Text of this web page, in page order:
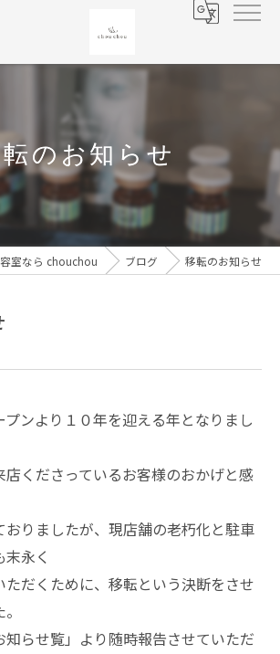
のお知らせ
室なら chouchou ブログ 移転のお知らせ
プンより１０年を迎える年となりまし
店くださっているお客様のおかげと感
おりましたが、現店舗の老朽化と駐車
永く
ただくために、移転という決断をさせ
らせ覧」より随時報告させていただ